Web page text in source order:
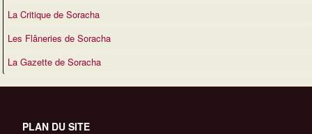
La Critique de Soracha
Les Flâneries de Soracha
La Gazette de Soracha
PLAN DU SITE